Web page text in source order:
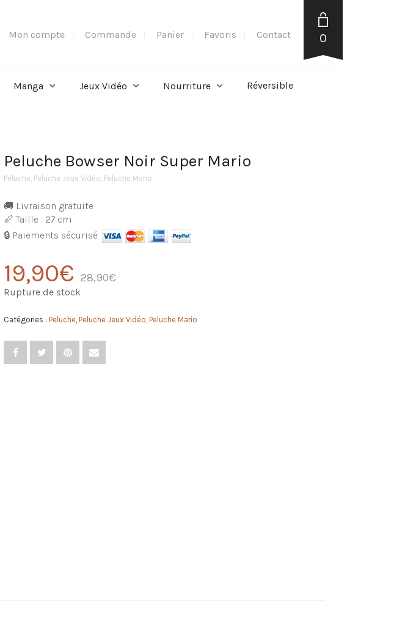
Mon compte Commande Panier Favoris Contact 0
Manga Jeux Vidéo Nourriture Réversible
Peluche Bowser Noir Super Mario
Peluche Peluche Jeux Vidéo Peluche Mario
🚚 Livraison gratuite
📏 Taille : 27 cm
🔒 Paiements sécurisé
28,90€
19,90€
Rupture de stock
Catégories : Peluche Peluche Jeux Vidéo Peluche Mario